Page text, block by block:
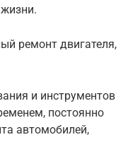
ремонт двигателя,
и инструментов
постоянно
автомобилей,